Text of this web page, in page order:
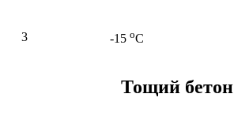
3 -15 оС
Тощий бетон